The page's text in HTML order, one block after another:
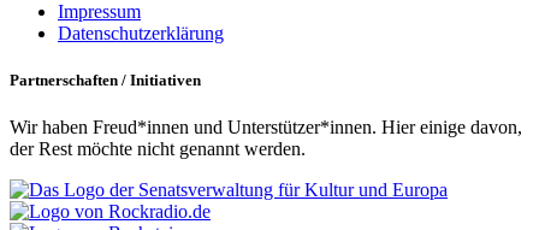
Impressum
Datenschutzerklärung
Partnerschaften / Initiativen
Wir haben Freud*innen und Unterstützer*innen. Hier einige davon,
der Rest möchte nicht genannt werden.